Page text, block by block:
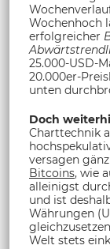
Wochenhoch
erfolgreicher
25.000-USD-
20.000er-
unten
Doch
Charttechnik
versagen
Bitcoins, wie
alleinigst
und ist
Währungen
Welt stets